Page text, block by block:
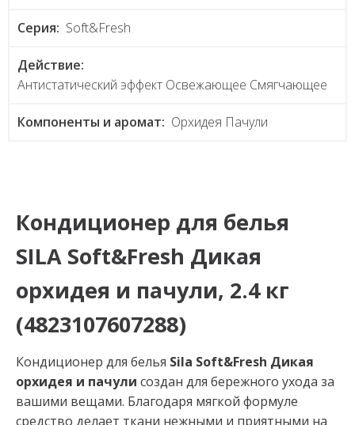
Серия: Soft&Fresh
Действие:
Антистатический эффект Освежающее Смягчающее
Компоненты и аромат: Орхидея Пачули
Кондиционер для белья
SILA Soft&Fresh Дикая
орхидея и пачули, 2.4 кг
(4823107607288)
Кондиционер для белья Sila Soft&Fresh Дикая
орхидея и пачули создан для бережного ухода за
вашими вещами. Благодаря мягкой формуле
средство делает ткани нежными и приятными на